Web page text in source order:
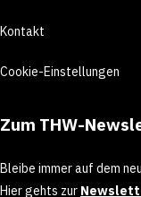
Kontakt
Cookie-Einstellungen
Zum THW-
Bleibe immer auf dem
Hier gehts zur